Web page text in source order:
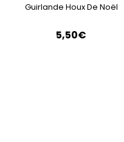
Guirlande Houx De Noël
5,50€